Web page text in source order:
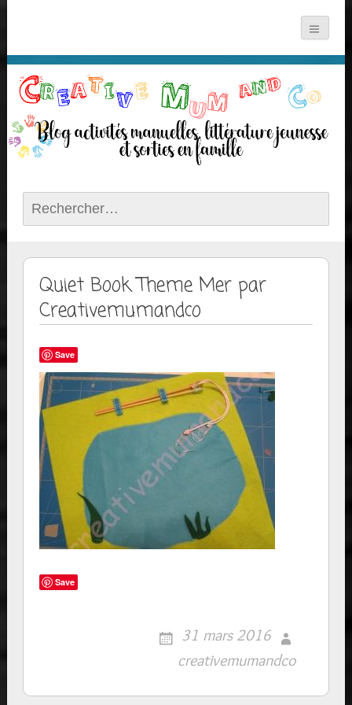
Rechercher :
Quiet Book Theme Mer par
Creativemumandco
Save
Save
31 mars 2016
creativemumandco